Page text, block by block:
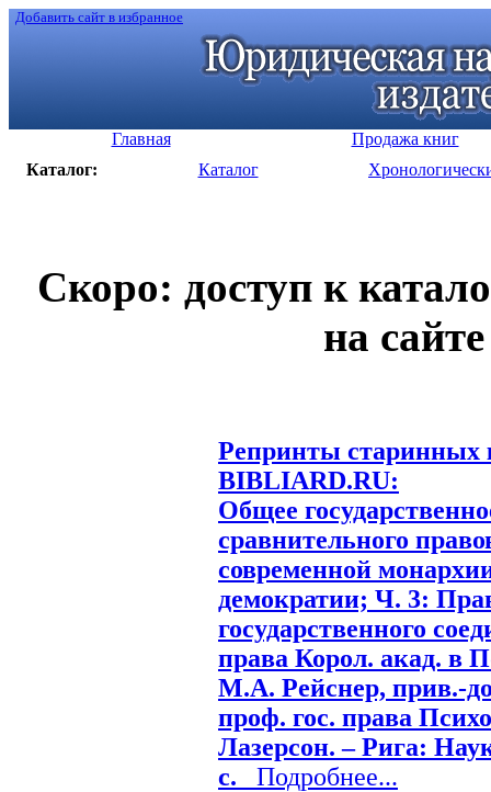
Добавить сайт в избранное
Главная
Продажа книг
Каталог:
Каталог
Скоро: доступ к
на
Репринты старинных
BIBLIARD.RU:
Общее
сравнительного
современной
демократии; Ч. 3:
государственного
права Корол. акад. в
М.А. Рейснер, прив.-
проф. гос. права
Лазерсон. – Рига:
с. Подробнее...